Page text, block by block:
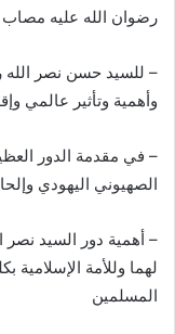
رضوان الله عليه مصاب
– للسيد حسن نصر الله
وأهمية وتأثير عالمي
– في مقدمة الدور
الصهيوني اليهودي
– أهمية دور السيد نصر
لهما وللأمة الإسلامية
المسلمين